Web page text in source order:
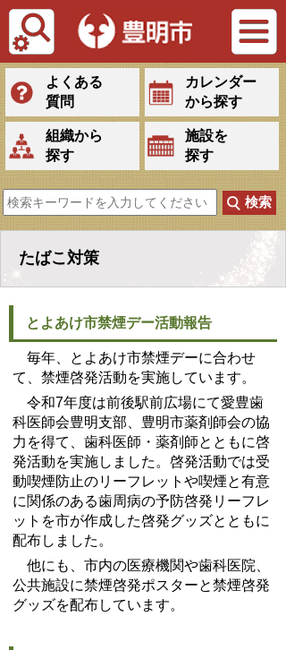
Tiếng Việt
よくある
質問
カレンダー
から探す
組織から
探す
施設を
探す
たばこ対策
とよあけ市禁煙デー活動報告
毎年、とよあけ市禁煙デーに合わせ
て、禁煙啓発活動を実施しています。
令和7年度は前後駅前広場にて愛豊歯
科医師会豊明支部、豊明市薬剤師会の協
力を得て、歯科医師・薬剤師とともに啓
発活動を実施しました。啓発活動では受
動喫煙防止のリーフレットや喫煙と有意
に関係のある歯周病の予防啓発リーフレ
ットを市が作成した啓発グッズとともに
配布しました。
他にも、市内の医療機関や歯科医院、
公共施設に禁煙啓発ポスターと禁煙啓発
グッズを配布しています。